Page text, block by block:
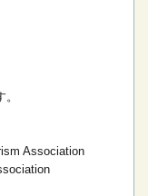
Association